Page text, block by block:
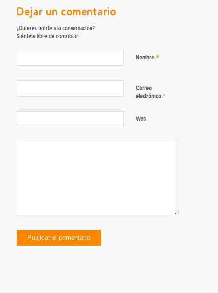
Dejar un comentario
¿Quieres unirte a la conversación?
Siéntete libre de contribuir!
Nombre *
Correo
electrónico *
Web